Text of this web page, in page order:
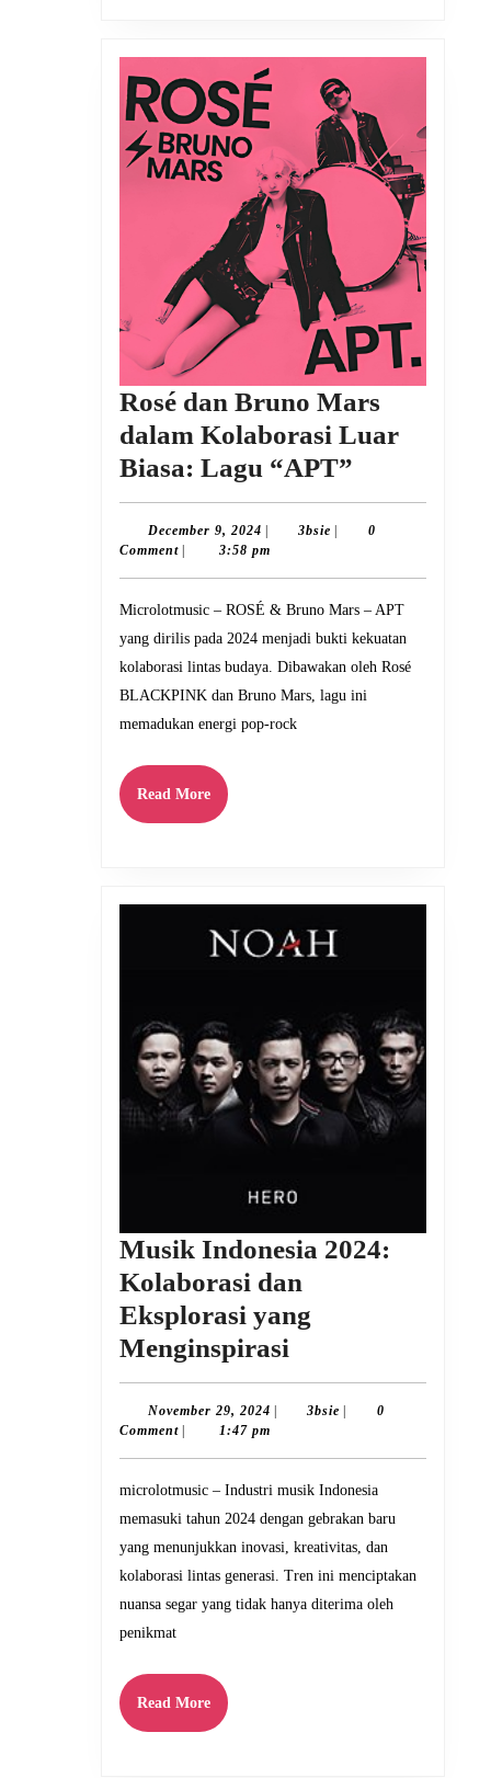
Rosé dan Bruno Mars
dalam Kolaborasi Luar
Biasa: Lagu “APT”
dan
Bruno
dalam
Kolaborasi
Luar
Biasa:
December 9, 2024 December
9,
3bsie 3bsie0
Comment
3:58 pm
Microlotmusic – ROSÉ & Bruno Mars – APT
yang dirilis pada 2024 menjadi bukti kekuatan
kolaborasi lintas budaya. Dibawakan oleh Rosé
BLACKPINK dan Bruno Mars, lagu ini
memadukan energi pop-rock
Read MoreRead
More
Musik Indonesia 2024:
Kolaborasi dan
Eksplorasi yang
Menginspirasi
Indonesia
2024:
dan
Eksplorasi
yang
Menginspirasi
November 29, 2024 November
3bsie 3bsie0
Comment
1:47 pm
microlotmusic – Industri musik Indonesia
memasuki tahun 2024 dengan gebrakan baru
yang menunjukkan inovasi, kreativitas, dan
kolaborasi lintas generasi. Tren ini menciptakan
nuansa segar yang tidak hanya diterima oleh
penikmat
Read MoreRead
More